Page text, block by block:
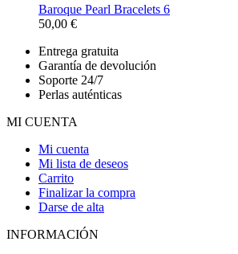
Baroque Pearl Bracelets 6
50,00 €
Entrega gratuita
Garantía de devolución
Soporte 24/7
Perlas auténticas
MI CUENTA
Mi cuenta
Mi lista de deseos
Carrito
Finalizar la compra
Darse de alta
INFORMACIÓN